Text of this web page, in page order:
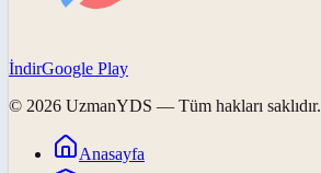
İndirGoogle Play
© 2026 UzmanYDS — Tüm hakları saklıdır.
Anasayfa